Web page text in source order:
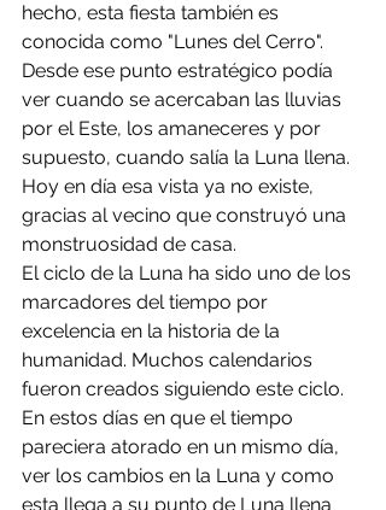
hecho, esta fiesta también es
conocida como "Lunes del Cerro".
Desde ese punto estratégico podía
ver cuando se acercaban las lluvias
por el Este, los amaneceres y por
supuesto, cuando salía la Luna llena.
Hoy en día esa vista ya no existe,
gracias al vecino que construyó una
monstruosidad de casa.
El ciclo de la Luna ha sido uno de los
marcadores del tiempo por
excelencia en la historia de la
humanidad. Muchos calendarios
fueron creados siguiendo este ciclo.
En estos días en que el tiempo
pareciera atorado en un mismo día,
ver los cambios en la Luna y como
esta llega a su punto de Luna llena